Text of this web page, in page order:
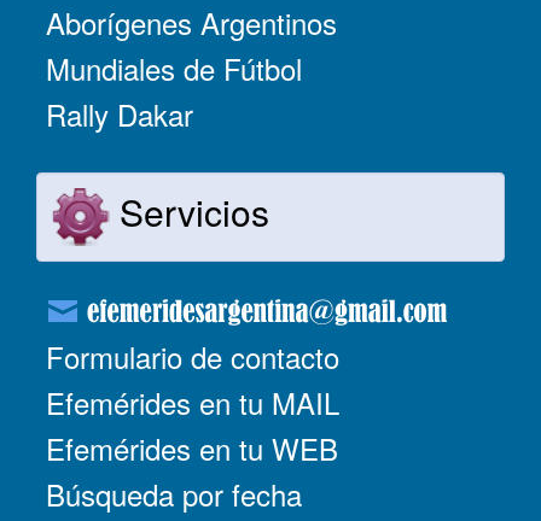
Aborígenes Argentinos
Mundiales de Fútbol
Rally Dakar
Servicios
Formulario de contacto
Efemérides en tu MAIL
Efemérides en tu WEB
Búsqueda por fecha